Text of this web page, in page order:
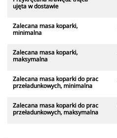
ujęta w dostawie
Zalecana masa koparki,
minimalna
Zalecana masa koparki,
maksymalna
Zalecana masa koparki do prac
przeładunkowych, minimalna
Zalecana masa koparki do prac
przeładunkowych, maksymalna